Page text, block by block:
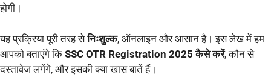
होगी।
यह प्रक्रिया पूरी तरह सेनिःशुल्क, ऑनलाइन और आसान है। इस लेख में हम
आपको बताएंगे कि SSC OTR Registration 2025 कैसे करें, कौन से
दस्तावेज लगेंगे, और इसकी क्या खास बातें हैं।